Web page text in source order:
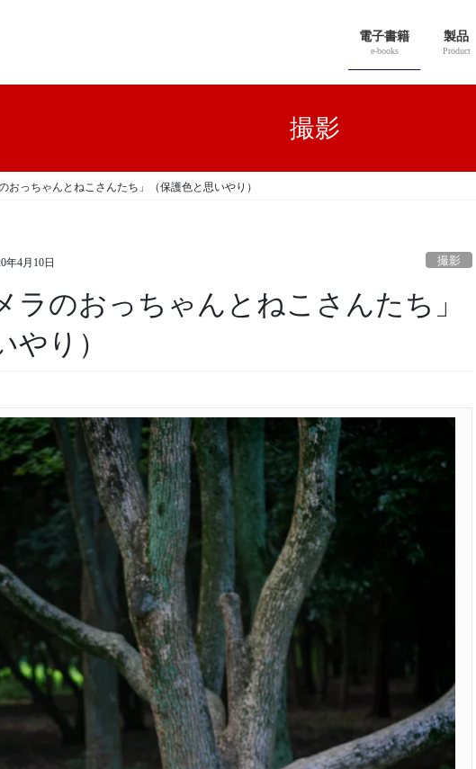
電子書籍
e-books
製品
Product
撮影
おっちゃんとねこさんたち」（保護色と思いやり）
年4月10日 撮影
ラのおっちゃんとねこさんたち」
やり）